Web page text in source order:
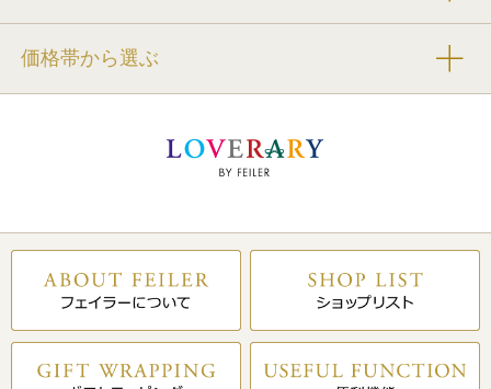
価格帯から選ぶ